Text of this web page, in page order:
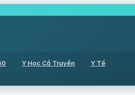
Y Học Cổ Truyền Y Tế